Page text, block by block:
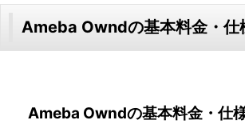
Ameba Owndの基本料金・仕
Ameba Owndの基本料金・仕